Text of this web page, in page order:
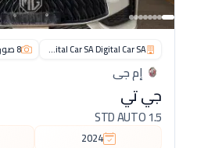
Digital Car SA Digital Car SA
8 صور
إم جي
جي تي
1.5 STD AUTO
2024